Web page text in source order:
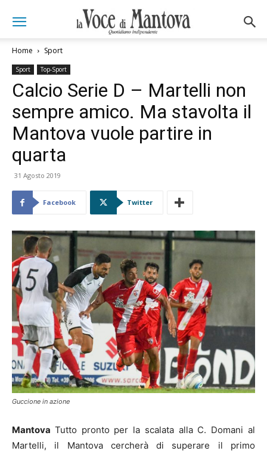
Home Sport
Sport Top-Sport
Calcio Serie D – Martelli non
sempre amico. Ma stavolta il
Mantova vuole partire in
quarta
31 Agosto 2019
Facebook Twitter
Guccione in azione
Mantova Tutto pronto per la scalata alla C. Domani al
Martelli, il Mantova cercherà di superare il primo